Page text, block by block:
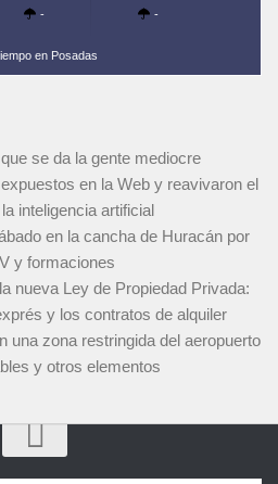
- -
en Posadas
se da la gente mediocre
en la Web y reavivaron el
inteligencia artificial
en la cancha de Huracán por
y formaciones
nueva Ley de Propiedad Privada:
y los contratos de alquiler
una zona restringida del aeropuerto
y otros elementos